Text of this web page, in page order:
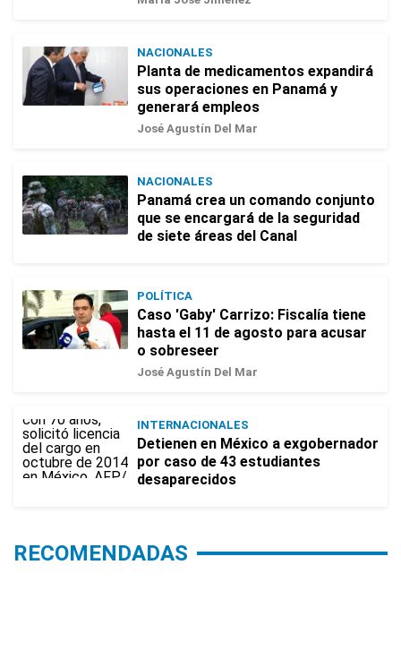
NACIONALES
Planta de medicamentos expandirá
sus operaciones en Panamá y
generará empleos
José Agustín Del Mar
NACIONALES
Panamá crea un comando conjunto
que se encargará de la seguridad
de siete áreas del Canal
POLÍTICA
Caso 'Gaby' Carrizo: Fiscalía tiene
hasta el 11 de agosto para acusar
o sobreseer
José Agustín Del Mar
INTERNACIONALES
Detienen en México a exgobernador
por caso de 43 estudiantes
desaparecidos
RECOMENDADAS